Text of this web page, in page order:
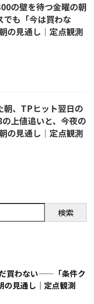
の壁を待つ金曜の朝
も「今は買わな
の見通し｜定点観測
朝、TPヒット翌日の
上値追いと、今夜の
の見通し｜定点観測
検索
買わない——「条件ク
の見通し｜定点観測